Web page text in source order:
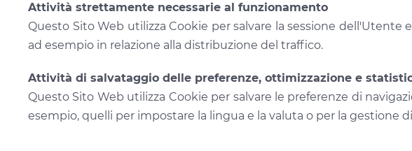
Attività strettamente necessarie al funzionamento
Questo Sito Web utilizza Cookie per salvare la sessione
ad esempio in relazione alla distribuzione del traffico.
Attività di salvataggio delle preferenze, ottimizzazione e
Questo Sito Web utilizza Cookie per salvare le preferenze di
esempio, quelli per impostare la lingua e la valuta o per la gestione